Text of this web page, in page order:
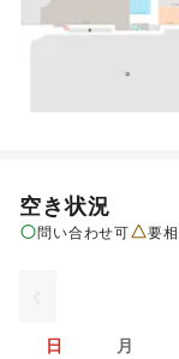
空き状況
問い合わせ可 要
日 月